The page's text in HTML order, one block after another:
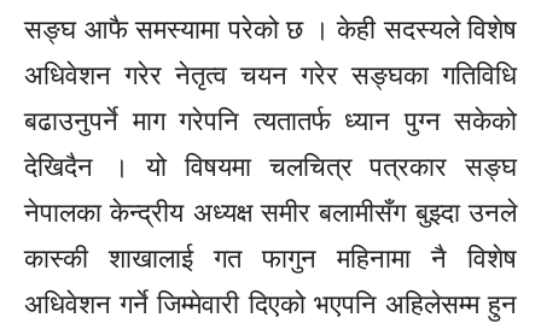
सङ्घ आफै समस्यामा परेको छ । केही सदस्यले विशेष
अधिवेशन गरेर नेतृत्व चयन गरेर सङ्घका गतिविधि
बढाउनुपर्ने माग गरेपनि त्यतातर्फ ध्यान पुग्न सकेको
देखिदैन । यो विषयमा चलचित्र पत्रकार सङ्घ
नेपालका केन्द्रीय अध्यक्ष समीर बलामीसँग बुझ्दा उनले
कास्की शाखालाई गत फागुन महिनामा नै विशेष
अधिवेशन गर्ने जिम्मेवारी दिएको भएपनि अहिलेसम्महुन